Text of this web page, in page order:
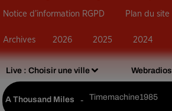
Live : Choisir une ville Webradios
A Thousand Miles - Timemachine1985
Notice d’information RGPD Plan du site
Archives 2026 2025 2024